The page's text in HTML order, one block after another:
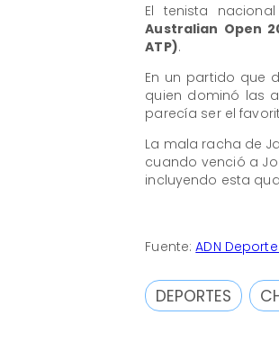
El tenista nacional
Australian Open
ATP).
En un partido que
quien dominó las
parecía ser el
La mala racha de
cuando venció a
incluyendo esta
Fuente:ADN
DEPORTES